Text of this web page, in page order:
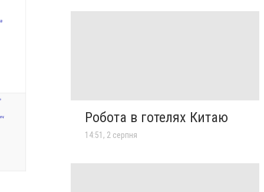
Робота в готелях Китаю
14:51, 2 серпня